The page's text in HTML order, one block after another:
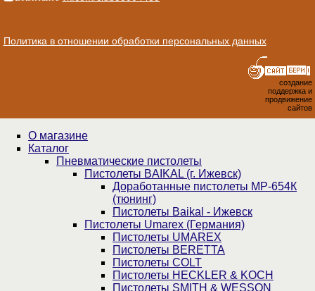
Политика в отношении обработки персональных данных
создание
поддержка и
продвижение
сайтов
О магазине
Каталог
Пнев­ма­ти­чес­кие пистолеты
Пистолеты BAIKAL (г. Ижевск)
Доработанные пистолеты МР-654К
(тюнинг)
Пистолеты Baikal - Ижевск
Пистолеты Umarex (Германия)
Пистолеты UMAREX
Пистолеты BERETTA
Пистолеты COLT
Пистолеты HECKLER & KOCH
Пистолеты SMITH & WESSON